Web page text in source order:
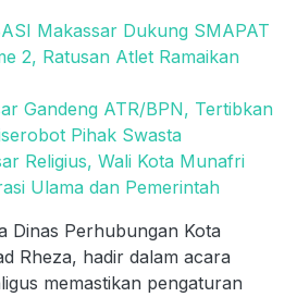
Makassar Dukung SMAPAT
2, Ratusan Atlet Ramaikan
Gandeng ATR/BPN, Tertibkan
Pihak Swasta
Religius, Wali Kota Munafri
Ulama dan Pemerintah
Dinas Perhubungan Kota
Rheza, hadir dalam acara
memastikan pengaturan